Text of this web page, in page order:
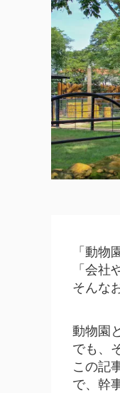
「動物
「会
そんな
動物園
でも、
この記
で、幹